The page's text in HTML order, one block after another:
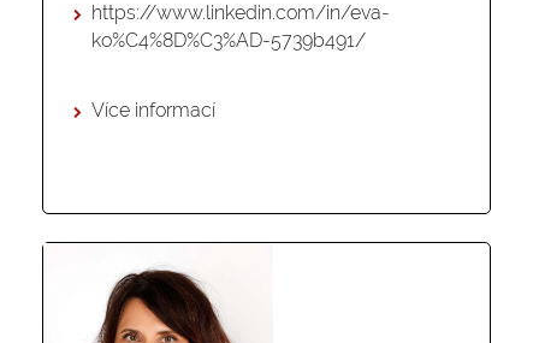
https://www.linkedin.com/in/eva-
ko%C4%8D%C3%AD-5739b491/
Více informací